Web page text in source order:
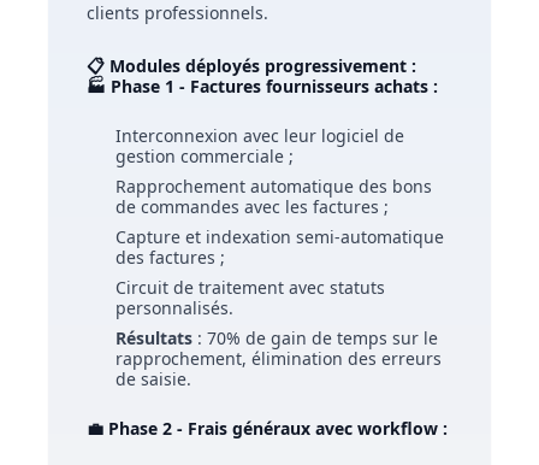
clients professionnels.
📋 Modules déployés progressivement :
🏭 Phase 1 - Factures fournisseurs achats :
Interconnexion avec leur logiciel de
gestion commerciale ;
Rapprochement automatique des bons
de commandes avec les factures ;
Capture et indexation semi-automatique
des factures ;
Circuit de traitement avec statuts
personnalisés.
Résultats : 70% de gain de temps sur le
rapprochement, élimination des erreurs
de saisie.
💼 Phase 2 - Frais généraux avec workflow :